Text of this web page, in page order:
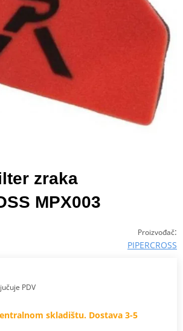
zraka
MPX003
Proizvođač:
PIPERCROSS
PDV
skladištu. Dostava 3-5